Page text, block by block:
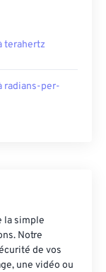
terahertz
radians-per-
la simple
Notre
de vos
une vidéo ou